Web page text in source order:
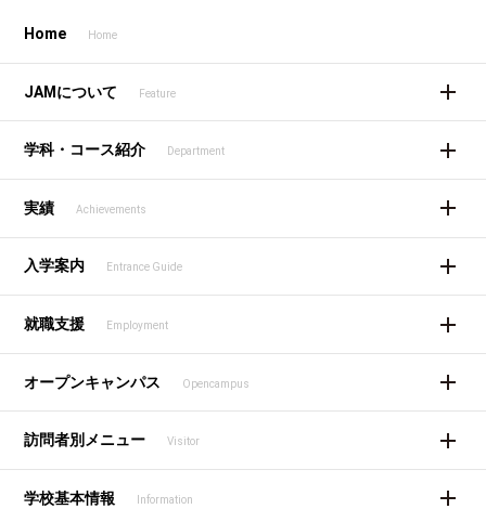
Home Home
JAMについて Feature
学科・コース紹介 Department
実績 Achievements
入学案内 Entrance Guide
就職支援 Employment
オープンキャンパス Opencampus
訪問者別メニュー Visitor
学校基本情報 Information